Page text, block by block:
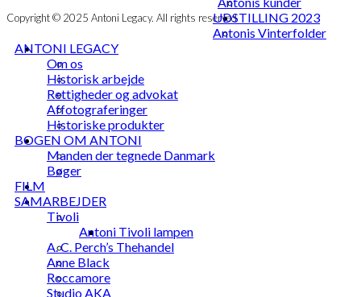
Copyright © 2025 Antoni Legacy. All rights reservedUDSTILLING 2023
Antonis Vinterfolder
ANTONI LEGACY
Om os
Historisk arbejde
Rettigheder og advokat
Affotograferinger
Historiske produkter
BOGEN OM ANTONI
Manden der tegnede Danmark
Bøger
FILM
SAMARBEJDER
Tivoli
Antoni Tivoli lampen
A. C. Perch’s Thehandel
Anne Black
Roccamore
Studio AKA